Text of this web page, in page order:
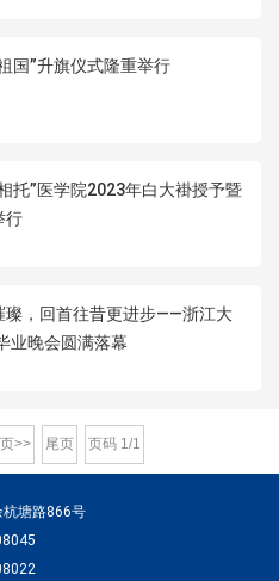
国”升旗仪式隆重举行
托”医学院2023年白大褂授予暨
行
璨，回首往昔更进步——浙江大
业晚会圆满落幕
>> 尾页 页码 1 /1
杭塘路866号